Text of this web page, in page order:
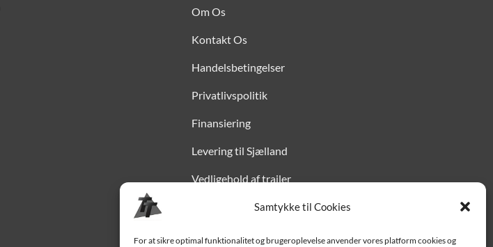
Samtykke til Cookies
For at sikre optimal funktionalitet og brugeroplevelse anvender vores platform cookies og
Om Os
Kontakt Os
Handelsbetingelser
Privatlivspolitik
Finansiering
Levering til Sjælland
Vedligehold af trailer
Trailer-hjælp og FAQ
Værksted